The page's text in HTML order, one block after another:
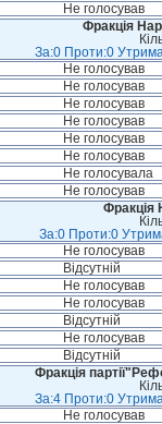
Не голосував
Фракція
За:0 Проти:0
Не голосував
Не голосував
Не голосував
Не голосував
Не голосував
Не голосував
Не голосувала
Не голосував
Фракція
За:0 Проти:0
Не голосував
Відсутній
Не голосував
Не голосував
Відсутній
Не голосував
Відсутній
Фракція
За:4 Проти:0
Не голосував